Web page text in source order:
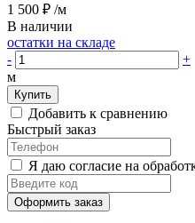
1 500 ₽ /м
В наличии
остатки на складе
-
+
м
Купить
Добавить к сравнению
Быстрый заказ
Я даю согласие на
Оформить заказ